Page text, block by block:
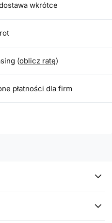
wkrótce
(oblicz ratę)
płatności dla firm